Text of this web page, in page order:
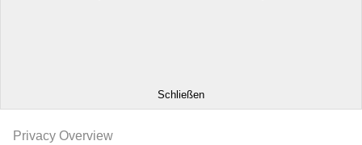
Schließen
Privacy Overview